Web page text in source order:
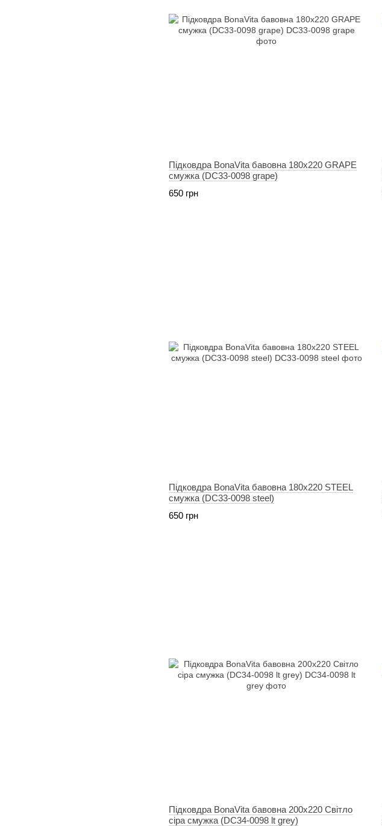
Підковдра BonaVita бавовна 180х220 GRAPE
смужка (DC33-0098 grape)
650 грн
Підковдра BonaVita бавовна 180х220 STEEL
смужка (DC33-0098 steel)
650 грн
Підковдра BonaVita бавовна 200х220 Світло
сіра смужка (DC34-0098 lt grey)